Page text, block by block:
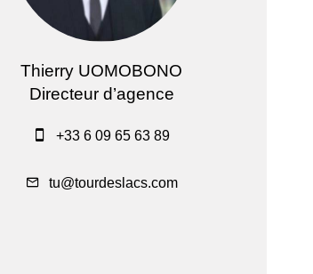
Thierry UOMOBONO
Directeur d’agence
+33 6 09 65 63 89
tu@tourdeslacs.com